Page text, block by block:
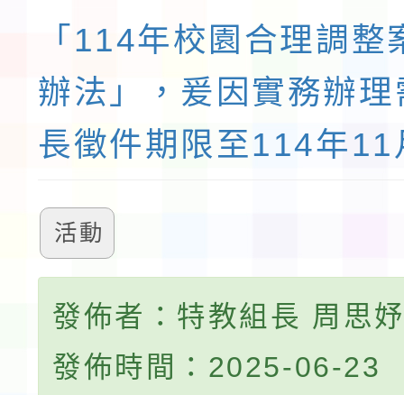
「114年校園合理調整
辦法」，爰因實務辦
長徵件期限至114年
活動
發佈者：特教組長 周思
發佈時間：2025-06-23